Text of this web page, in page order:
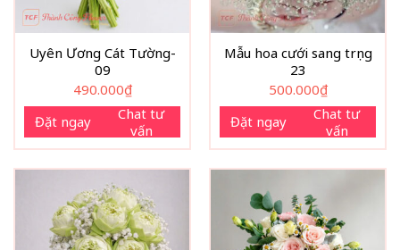
Bó hoa mang đến sự tinh khôi, nhẹ nhàng và nét thơ mộng
riêng, tạo nên một tổng thể hoàn hảo, gắn kết
Bó hoa cưới hoa hồng mix babyđược thiết kế với các
Uyên Ương Cát Tường-
09
490.000₫
Đặt ngay
Chat tư
vấn
Mẫu hoa cưới sang trọng
23
500.000₫
Đặt ngay
Chat tư
vấn